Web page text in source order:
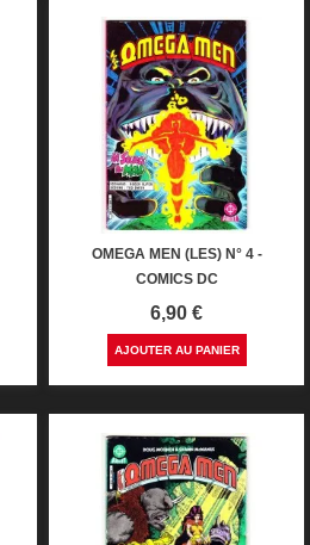
OMEGA MEN (LES) N° 4 -
COMICS DC
Prix
6,90 €
AJOUTER AU PANIER